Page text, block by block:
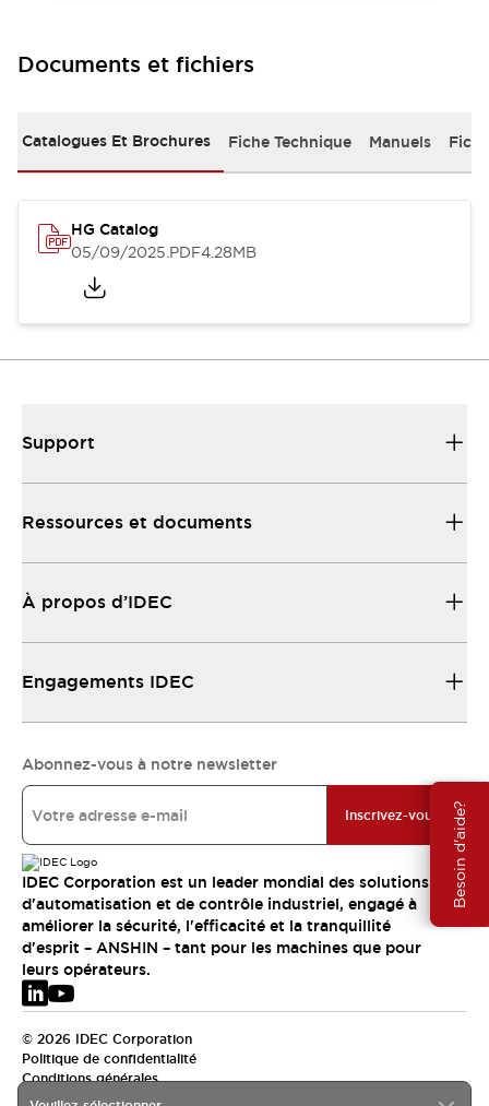
Besoin d'aide?
Documents et fichiers
Catalogues Et Brochures Fiche Technique Manuels
HG Catalog
05/09/2025.PDF4.28MB
Support
Ressources et documents
À propos d’IDEC
Engagements IDEC
Abonnez-vous à notre newsletter
Inscrivez-vous
IDEC Corporation est un leader mondial des solutions
d'automatisation et de contrôle industriel, engagé à
améliorer la sécurité, l'efficacité et la tranquillité
d'esprit – ANSHIN – tant pour les machines que pour
leurs opérateurs.
© 2026 IDEC Corporation
Politique de confidentialité
Conditions générales